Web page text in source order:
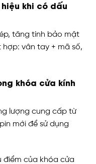
khi có dấu
tăng tính bảo mật
vân tay + mã số,
khóa cửa kính
lượng cung cấp từ
mới để sử dụng
điểm của khóa cửa